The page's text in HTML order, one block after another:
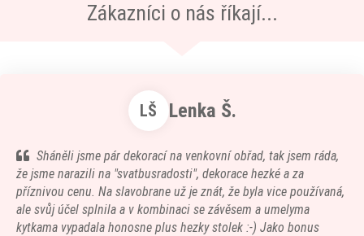
Zákazníci o nás říkají...
LŠ Lenka Š.
Sháněli jsme pár dekorací na venkovní obřad, tak jsem ráda,
že jsme narazili na "svatbusradosti", dekorace hezké a za
příznivou cenu. Na slavobrane už je znát, že byla vice používaná,
ale svůj účel splnila a v kombinaci se závěsem a umelyma
kytkama vypadala honosne plus hezky stolek :-) Jako bonus